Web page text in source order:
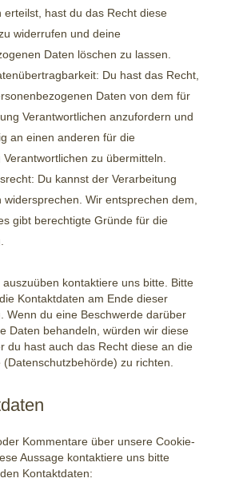
erteilst, hast du das Recht diese
widerrufen und deine
Daten löschen zu lassen.
Du hast das Recht,
Daten von dem für
Verantwortlichen anzufordern und
an einen anderen für die
zu übermitteln.
Du kannst der Verarbeitung
widersprechen. Wir entsprechen dem,
gibt berechtigte Gründe für die
kontaktiere uns bitte. Bitte
Kontaktdaten am Ende dieser
Wenn du eine Beschwerde darüber
Daten behandeln, würden wir diese
du hast auch das Recht diese an die
zu richten.
Kommentare über unsere Cookie-
Aussage kontaktiere uns bitte
Kontaktdaten: